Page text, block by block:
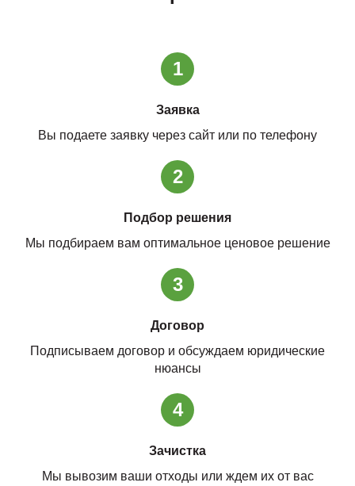
1
Заявка
Вы подаете заявку через сайт или по телефону
2
Подбор решения
Мы подбираем вам оптимальное ценовое решение
3
Договор
Подписываем договор и обсуждаем юридические
нюансы
4
Зачистка
Мы вывозим ваши отходы или ждем их от вас